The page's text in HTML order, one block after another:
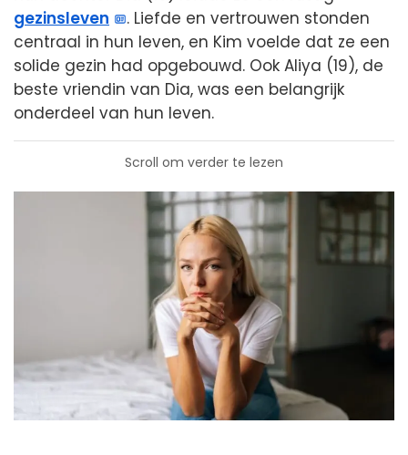
gezinsleven
. Liefde en vertrouwen stonden
centraal in hun leven, en Kim voelde dat ze een
solide gezin had opgebouwd. Ook Aliya (19), de
beste vriendin van Dia, was een belangrijk
onderdeel van hun leven.
Scroll om verder te lezen